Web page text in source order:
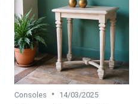
Consoles •
14/03/2025